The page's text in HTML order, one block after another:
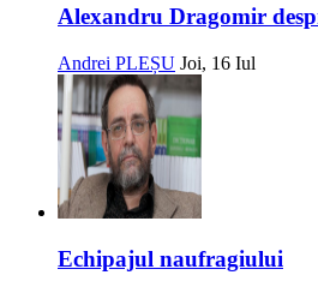
Alexandru Dragomir
Andrei PLEȘU Joi, 16 Iul
Echipajul naufragiului